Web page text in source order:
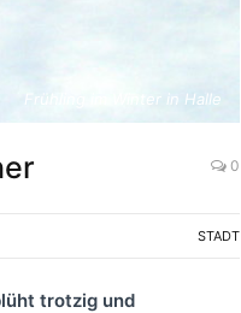
Frühling im Winter in Halle
0
STADT
trotzig und